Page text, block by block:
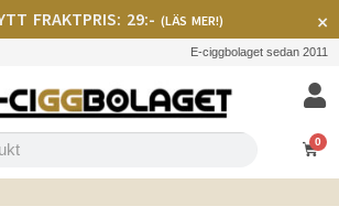
FRAKTPRIS: 29:- (LÄS MER!) ×
E-ciggbolaget sedan 2011
0